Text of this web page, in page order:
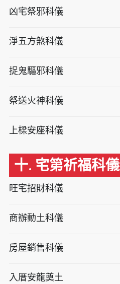
凶宅祭邪科儀
淨五方煞科儀
捉鬼驅邪科儀
祭送火神科儀
上樑安座科儀
十. 宅第祈福科儀
旺宅招財科儀
商辦動土科儀
房屋銷售科儀
入厝安龍奠土